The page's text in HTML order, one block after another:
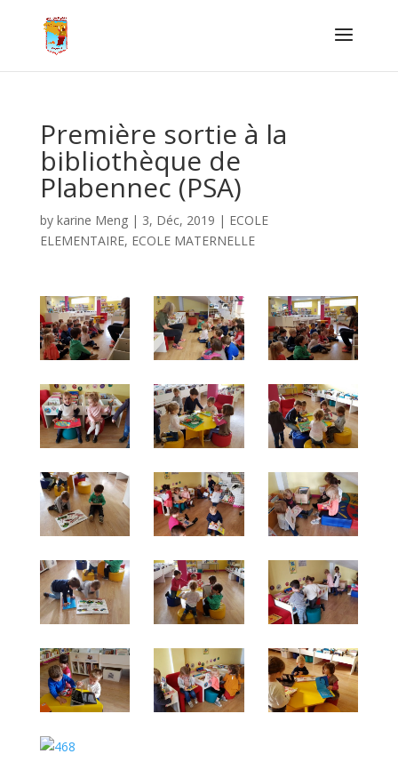
Première sortie à la
bibliothèque de
Plabennec (PSA)
by karine Meng| 3, Déc, 2019 | ECOLE
ELEMENTAIRE, ECOLE MATERNELLE